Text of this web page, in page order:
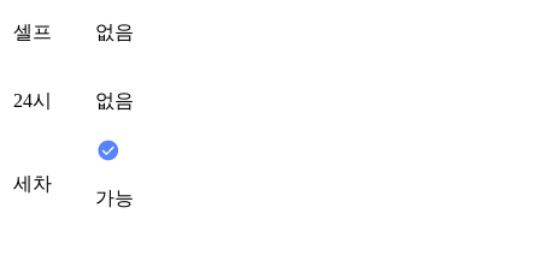
셀프 없음
24시 없음
세차
가능